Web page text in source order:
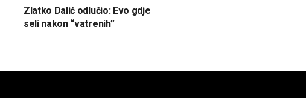
Zlatko Dalić odlučio: Evo gdje
seli nakon “vatrenih”